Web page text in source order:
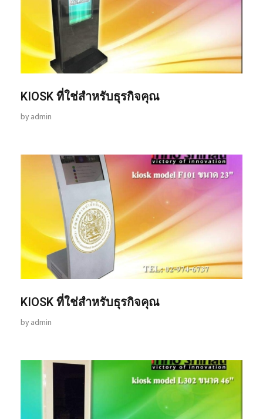
KIOSK ที่ใช่สำหรับธุรกิจคุณ
byadmin
KIOSK ที่ใช่สำหรับธุรกิจคุณ
byadmin